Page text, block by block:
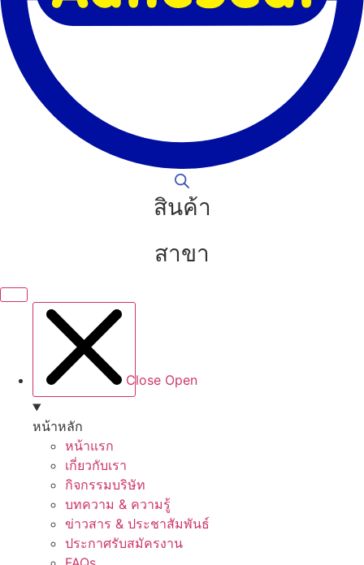
สินค้า
สาขา
Close Open
หน้าหลัก
หน้าแรก
เกี่ยวกับเรา
กิจกรรมบริษัท
บทความ & ความรู้
ข่าวสาร & ประชาสัมพันธ์
ประกาศรับสมัครงาน